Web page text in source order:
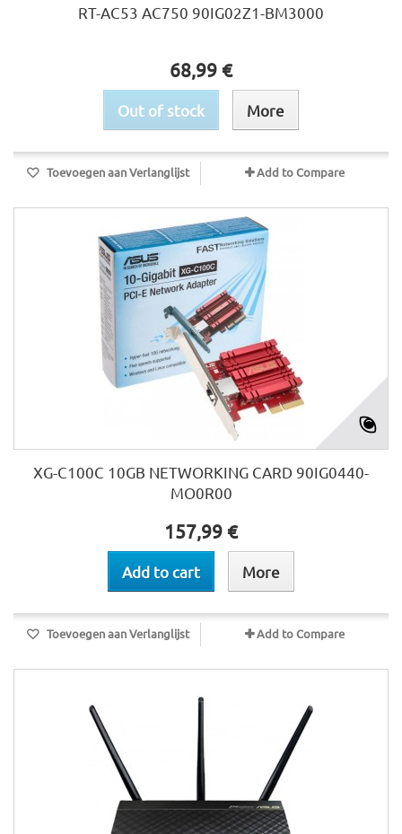
RT-AC53 AC750 90IG02Z1-BM3000
68,99 €
Out of stock More
Toevoegen aan Verlanglijst Add to Compare
XG-C100C 10GB NETWORKING CARD 90IG0440-
MO0R00
157,99 €
Add to cart More
Toevoegen aan Verlanglijst Add to Compare